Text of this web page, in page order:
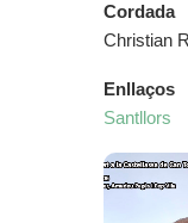
Cordada
Christian
Enllaços
Santllors